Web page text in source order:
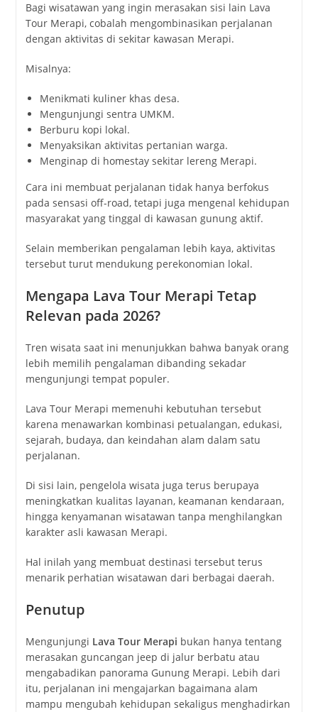
Bagi wisatawan yang ingin merasakan sisi lain Lava
Tour Merapi, cobalah mengombinasikan perjalanan
dengan aktivitas di sekitar kawasan Merapi.
Misalnya:
Menikmati kuliner khas desa.
Mengunjungi sentra UMKM.
Berburu kopi lokal.
Menyaksikan aktivitas pertanian warga.
Menginap di homestay sekitar lereng Merapi.
Cara ini membuat perjalanan tidak hanya berfokus
pada sensasi off-road, tetapi juga mengenal kehidupan
masyarakat yang tinggal di kawasan gunung aktif.
Selain memberikan pengalaman lebih kaya, aktivitas
tersebut turut mendukung perekonomian lokal.
Mengapa Lava Tour Merapi Tetap
Relevan pada 2026?
Tren wisata saat ini menunjukkan bahwa banyak orang
lebih memilih pengalaman dibanding sekadar
mengunjungi tempat populer.
Lava Tour Merapi memenuhi kebutuhan tersebut
karena menawarkan kombinasi petualangan, edukasi,
sejarah, budaya, dan keindahan alam dalam satu
perjalanan.
Di sisi lain, pengelola wisata juga terus berupaya
meningkatkan kualitas layanan, keamanan kendaraan,
hingga kenyamanan wisatawan tanpa menghilangkan
karakter asli kawasan Merapi.
Hal inilah yang membuat destinasi tersebut terus
menarik perhatian wisatawan dari berbagai daerah.
Penutup
Mengunjungi Lava Tour Merapi bukan hanya tentang
merasakan guncangan jeep di jalur berbatu atau
mengabadikan panorama Gunung Merapi. Lebih dari
itu, perjalanan ini mengajarkan bagaimana alam
mampu mengubah kehidupan sekaligus menghadirkan